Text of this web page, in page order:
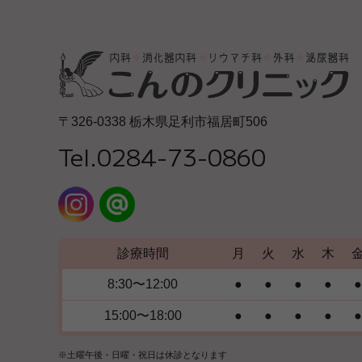
〒326-0338 栃木県足利市福居町506
Tel.0284-73-0860
診療時間 月 火 水 木
8:30〜12:00 ● ● ● ● ●
15:00〜18:00 ● ● ● ● ●
※土曜午後・日曜・祝日は休診となります